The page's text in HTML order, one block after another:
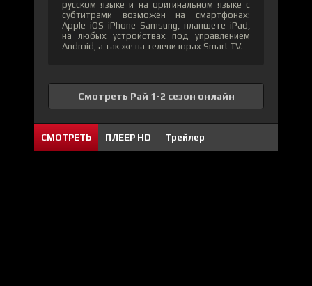
русском языке и на оригинальном языке с
субтитрами возможен на смартфонах:
Apple iOS iPhone Samsung, планшете iPad,
на любых устройствах под управлением
Android, а так же на телевизорах Smart TV.
Смотреть Рай 1-2 сезон онлайн
СМОТРЕТЬ ПЛЕЕР HD Трейлер